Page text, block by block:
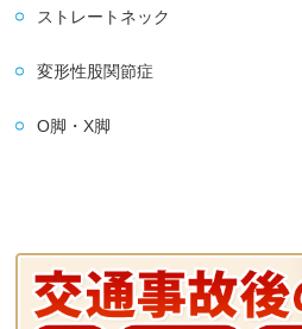
ストレートネック
変形性股関節症
O脚・X脚